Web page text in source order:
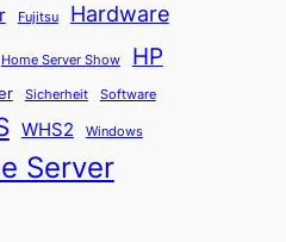
Fujitsu Hardware
Home Server Show HP
Sicherheit Software
WHS2 Windows
Server